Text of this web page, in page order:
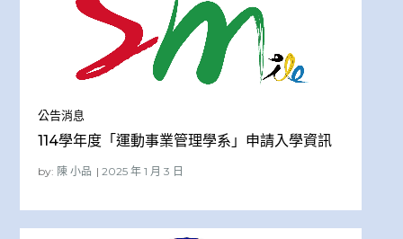
公告消息
114學年度「運動事業管理學系」申請入學資訊
by: 陳 小品